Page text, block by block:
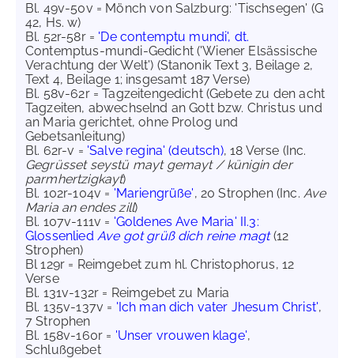
Bl. 49v-50v = Mönch von Salzburg: 'Tischsegen' (G
42, Hs. w)
Bl. 52r-58r = 'De contemptu mundi', dt.
Contemptus-mundi-Gedicht ('Wiener Elsässische
Verachtung der Welt') (Stanonik Text 3, Beilage 2,
Text 4, Beilage 1; insgesamt 187 Verse)
Bl. 58v-62r = Tagzeitengedicht (Gebete zu den acht
Tagzeiten, abwechselnd an Gott bzw. Christus und
an Maria gerichtet, ohne Prolog und
Gebetsanleitung)
Bl. 62r-v = 'Salve regina' (deutsch), 18 Verse (Inc.
Gegrüsset seystü mayt gemayt / künigin der
parmhertzigkayt)
Bl. 102r-104v = 'Mariengrüße', 20 Strophen (Inc. Ave
Maria an endes zill)
Bl. 107v-111v = 'Goldenes Ave Maria' II.3:
Glossenlied Ave got grüß dich reine magt(12
Strophen)
Bl 129r = Reimgebet zum hl. Christophorus, 12
Verse
Bl. 131v-132r = Reimgebet zu Maria
Bl. 135v-137v = 'Ich man dich vater Jhesum Christ',
7 Strophen
Bl. 158v-160r = 'Unser vrouwen klage',
Schlußgebet